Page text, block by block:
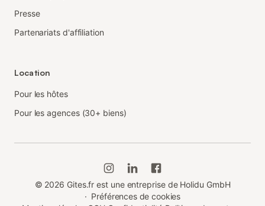
Presse
Partenariats d'affiliation
Location
Pour les hôtes
Pour les agences (30+ biens)
© 2026 Gites.fr est une entreprise de Holidu GmbH
· Préférences de cookies